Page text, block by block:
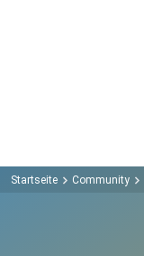
Startseite Community